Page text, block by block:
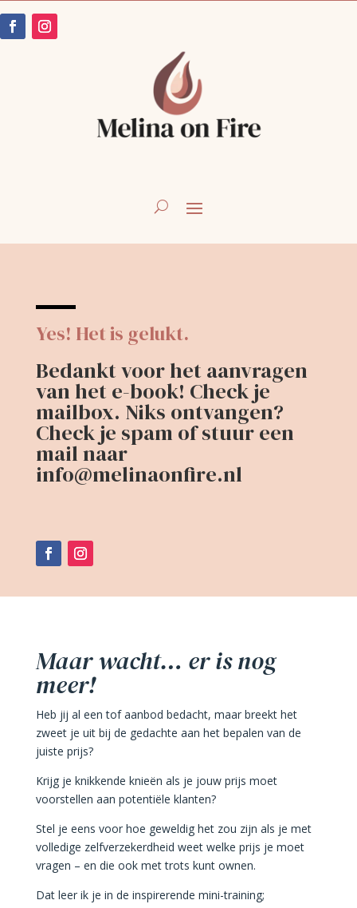
Yes! Het is gelukt.
Bedankt voor het aanvragen
van het e-book! Check je
mailbox. Niks ontvangen?
Check je spam of stuur een
mail naar
info@melinaonfire.nl
Maar wacht… er is nog
meer!
Heb jij al een tof aanbod bedacht, maar breekt het
zweet je uit bij de gedachte aan het bepalen van de
juiste prijs?
Krijg je knikkende knieën als je jouw prijs moet
voorstellen aan potentiële klanten?
Stel je eens voor hoe geweldig het zou zijn als je met
volledige zelfverzekerdheid weet welke prijs je moet
vragen – en die ook met trots kunt ownen.
Dat leer ik je in de inspirerende mini-training;